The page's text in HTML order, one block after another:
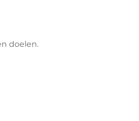
doelen.